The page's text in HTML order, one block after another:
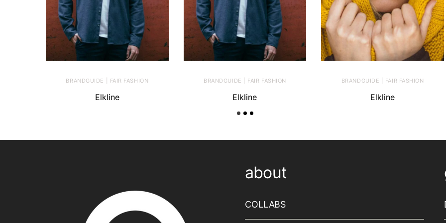
BRANDGUIDE | FAIR FASHION
Elkline
BRANDGUIDE | FAIR FASHION
Elkline
BRANDGUIDE | FAIR FASHION
Elkline
about
COLLABS